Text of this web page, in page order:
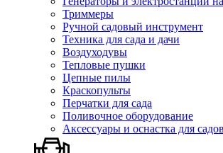
Триммеры
Ручной садовый инструмент
Техника для сада и дачи
Воздуходувы
Тепловые пушки
Цепные пилы
Краскопульты
Перчатки для сада
Поливочное оборудование
Аксессуары и оснастка для